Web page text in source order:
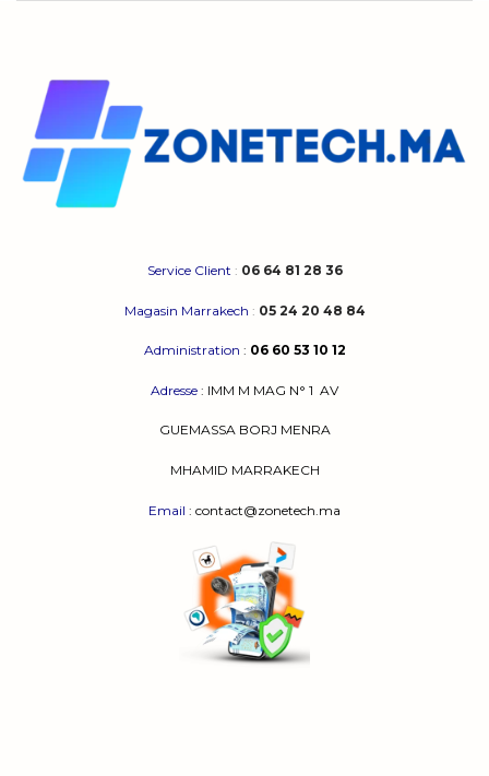
Service Client : 06 64 81 28 36
Magasin Marrakech : 05 24 20 48 84
Administration : 06 60 53 10 12
Adresse : IMM M MAG N° 1 AV
GUEMASSA BORJ MENRA
MHAMID MARRAKECH
Email : contact@zonetech.ma